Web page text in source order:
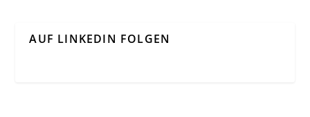
AUF LINKEDIN FOLGEN